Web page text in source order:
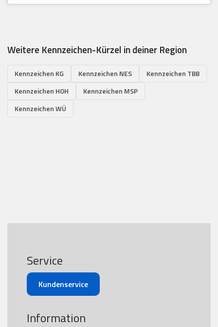
Weitere Kennzeichen-Kürzel in deiner Region
Kennzeichen KG Kennzeichen NES
Kennzeichen TBB
Kennzeichen HOH
Kennzeichen MSP
Kennzeichen WÜ
Service
Kundenservice
Information